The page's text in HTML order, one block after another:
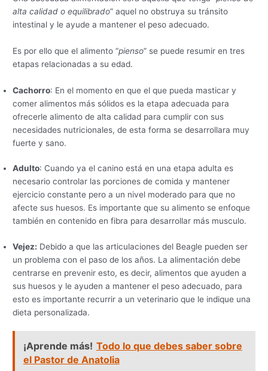
alta calidad o equilibrado” aquel no obstruya su tránsito
intestinal y le ayude a mantener el peso adecuado.
Es por ello que el alimento “pienso” se puede resumir en tres
etapas relacionadas a su edad.
Cachorro: En el momento en que el que pueda masticar y
comer alimentos más sólidos es la etapa adecuada para
ofrecerle alimento de alta calidad para cumplir con sus
necesidades nutricionales, de esta forma se desarrollara muy
fuerte y sano.
Adulto: Cuando ya el canino está en una etapa adulta es
necesario controlar las porciones de comida y mantener
ejercicio constante pero a un nivel moderado para que no
afecte sus huesos. Es importante que su alimento se enfoque
también en contenido en fibra para desarrollar más musculo.
Vejez: Debido a que las articulaciones del Beagle pueden ser
un problema con el paso de los años. La alimentación debe
centrarse en prevenir esto, es decir, alimentos que ayuden a
sus huesos y le ayuden a mantener el peso adecuado, para
esto es importante recurrir a un veterinario que le indique una
dieta personalizada.
¡Aprende más! Todo lo que debes saber sobre
el Pastor de Anatolia